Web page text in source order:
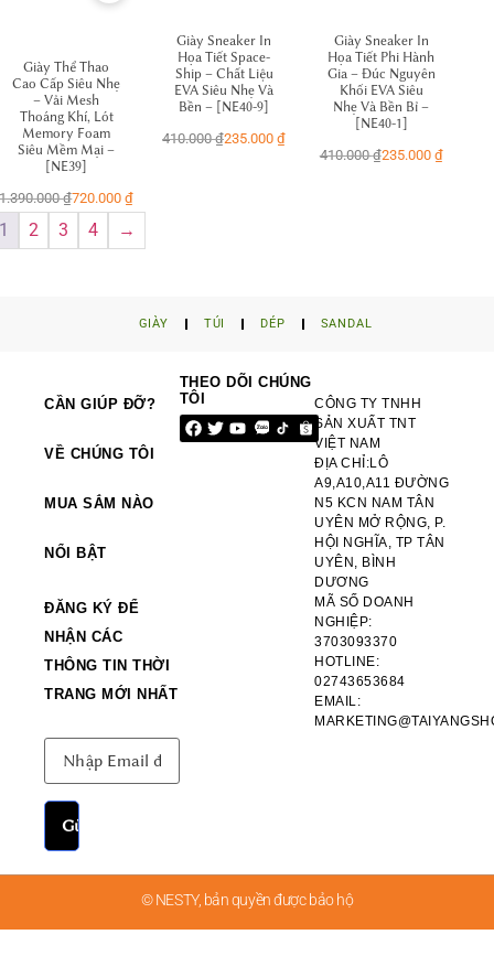
Giày Thể Thao
Cao Cấp Siêu Nhẹ
– Vải Mesh
Thoáng Khí, Lót
Memory Foam
Siêu Mềm Mại –
[NE39]
1.390.000₫720.000₫
Giày Sneaker In
Họa Tiết Space-
Ship – Chất Liệu
EVA Siêu Nhẹ Và
Bền – [NE40-9]
410.000₫235.000 ₫
Giày Sneaker In
Họa Tiết Phi Hành
Gia – Đúc Nguyên
Khối EVA Siêu
Nhẹ Và Bền Bỉ –
[NE40-1]
410.000₫235.000 ₫
1 2 3 4 →
GIÀY TÚI DÉP SANDAL
CẦN GIÚP ĐỠ?
VỀ CHÚNG TÔI
MUA SẮM NÀO
NỔI BẬT
ĐĂNG KÝ ĐỂ
NHẬN CÁC
THÔNG TIN THỜI
TRANG MỚI NHẤT
THEO DÕI CHÚNG
TÔI
CÔNG TY TNHH
SẢN XUẤT TNT
VIỆT NAM
ĐỊA CHỈ:LÔ
A9,A10,A11 ĐƯỜNG
N5 KCN NAM TÂN
UYÊN MỞ RỘNG, P.
HỘI NGHĨA, TP TÂN
UYÊN, BÌNH
DƯƠNG
MÃ SỐ DOANH
NGHIỆP:
3703093370
HOTLINE:
02743653684
EMAIL:
© NESTY, bản quyền được bảo hộ